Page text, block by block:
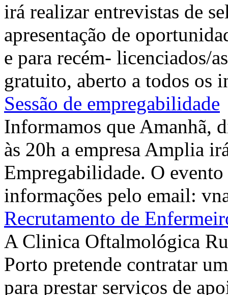
irá realizar entrevistas de
apresentação de
e para recém- licenciados/
gratuito, aberto a todos os
Sessão de empregabilidade
Informamos que Amanhã,
às 20h a empresa Amplia
Empregabilidade. O
informações pelo email:
Recrutamento de
A Clinica Oftalmológica
Porto pretende contratar
para prestar serviços de